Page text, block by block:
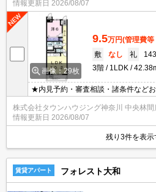
情報更新日 2026/08/07
画像：29枚
9.5万円(管理費
敷
なし 礼
3階
1LDK
★内見予約・審査相談・諸条件など
株式会社タウンハウジング神奈川 中央林間
情報更新日 2026/08/07
残り3件を表示
賃貸アパート フォレスト大和